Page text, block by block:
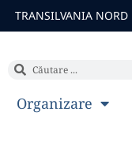
TRANSILVANIA NORD
Organizare